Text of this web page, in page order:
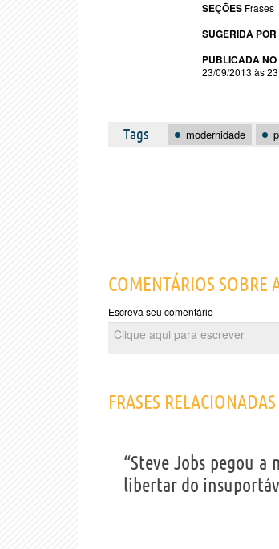
SEÇÕES Frases
SUGERIDA POR
PUBLICADA
23/09/2013 às
Tags modernidade
COMENTÁRIOS SOBRE
Escreva seu comentário
FRASES RELACIONADAS
“Steve Jobs pegou a
libertar do